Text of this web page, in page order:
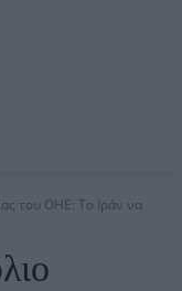
του ΟΗΕ: Το Ιράν να